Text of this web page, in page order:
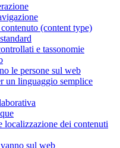
(content type)
e tassonomie
le persone sul web
un linguaggio semplice
localizzazione dei contenuti
sul web